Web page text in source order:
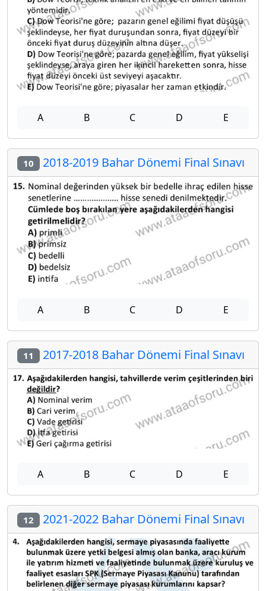
A B C D E
10 2018-2019 Bahar Dönemi Final Sınavı
A B C D E
11 2017-2018 Bahar Dönemi Final Sınavı
A B C D E
12 2021-2022 Bahar Dönemi Final Sınavı